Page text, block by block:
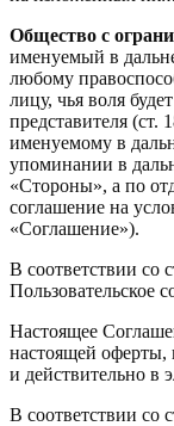
Общество с
именуемый в
любому
лицу, чья воля
представителя (ст.
именуемому в
упоминании в
«Стороны», а по
соглашение на
«Соглашение»).
В соответствии со
Пользовательское
Настоящее
настоящей оферты,
и действительно в
В соответствии со